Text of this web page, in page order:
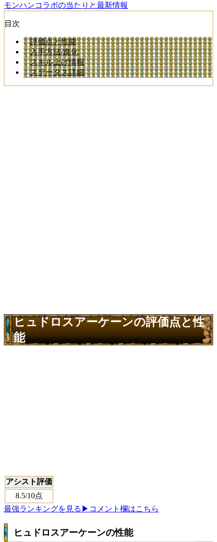
モンハンコラボの当たりと最新情報
目次
評価点と性能
入手方法/進化
スキル上げ情報
ステータス詳細
ヒュドロスアーケーンの評価点と性
能
アシスト評価
8.5/10点
最強ランキングを見る ▶コメント欄はこちら
ヒュドロスアーケーンの性能